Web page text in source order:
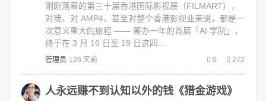
刚刚落幕的第三十届香港国际影视展（FILMART），
对我、对 AMP4、甚至对整个香港影视业来说，都是一
次意义重大的旅程 —— 筹办一年的首届「AI 学院」，
终于在 3 月 16 日至 19 日这四...
管理员 126 天前 0 272
人永远赚不到认知以外的钱《猎金游戏》